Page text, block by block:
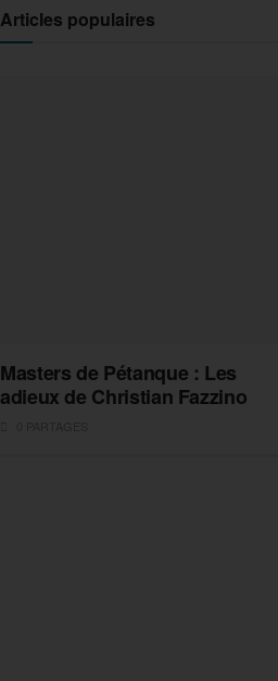
Articles populaires
Masters de Pétanque : Les
adieux de Christian Fazzino